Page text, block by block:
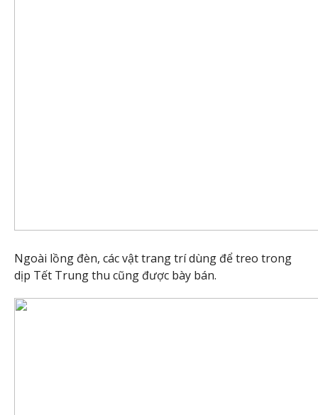
Ngoài lồng đèn, các vật trang trí dùng để treo trong
dịp Tết Trung thu cũng được bày bán.